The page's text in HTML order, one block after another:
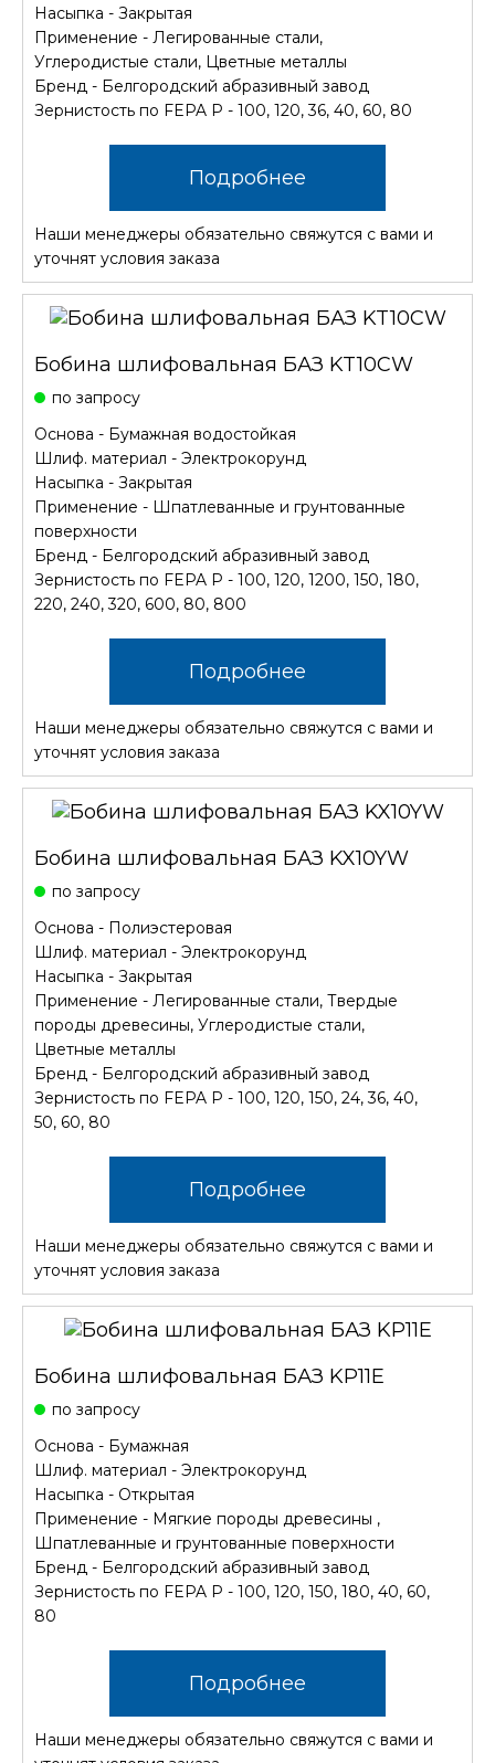
Насыпка - Закрытая
Применение - Легированные стали,
Углеродистые стали, Цветные металлы
Бренд - Белгородский абразивный завод
Зернистость по FEPA P - 100, 120, 36, 40, 60, 80
Подробнее
Наши менеджеры обязательно свяжутся с вами и
уточнят условия заказа
Бобина шлифовальная БАЗ KT10CW
по запросу
Основа - Бумажная водостойкая
Шлиф. материал - Электрокорунд
Насыпка - Закрытая
Применение - Шпатлеванные и грунтованные
поверхности
Бренд - Белгородский абразивный завод
Зернистость по FEPA P - 100, 120, 1200, 150, 180,
220, 240, 320, 600, 80, 800
Подробнее
Наши менеджеры обязательно свяжутся с вами и
уточнят условия заказа
Бобина шлифовальная БАЗ KX10YW
по запросу
Основа - Полиэстеровая
Шлиф. материал - Электрокорунд
Насыпка - Закрытая
Применение - Легированные стали, Твердые
породы древесины, Углеродистые стали,
Цветные металлы
Бренд - Белгородский абразивный завод
Зернистость по FEPA P - 100, 120, 150, 24, 36, 40,
50, 60, 80
Подробнее
Наши менеджеры обязательно свяжутся с вами и
уточнят условия заказа
Бобина шлифовальная БАЗ KP11E
по запросу
Основа - Бумажная
Шлиф. материал - Электрокорунд
Насыпка - Открытая
Применение - Мягкие породы древесины ,
Шпатлеванные и грунтованные поверхности
Бренд - Белгородский абразивный завод
Зернистость по FEPA P - 100, 120, 150, 180, 40, 60,
80
Подробнее
Наши менеджеры обязательно свяжутся с вами и